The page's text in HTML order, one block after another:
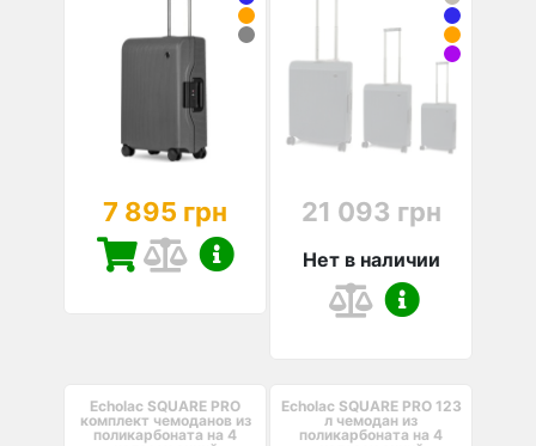
7 895 грн 21 093 грн
Нет в наличии
Echolac SQUARE PRO
комплект чемоданов из
поликарбоната на 4
Echolac SQUARE PRO 123
л чемодан из
поликарбоната на 4